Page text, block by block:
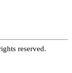
reserved.